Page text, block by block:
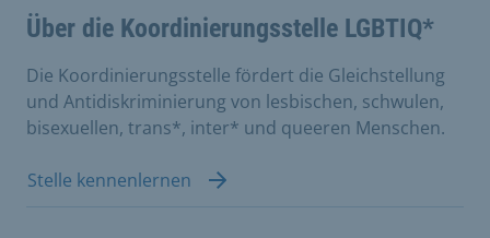
Über die Koordinierungsstelle LGBTIQ*
Die Koordinierungsstelle fördert die Gleichstellung
und Antidiskriminierung von lesbischen, schwulen,
bisexuellen, trans*, inter* und queeren Menschen.
Stelle kennenlernen